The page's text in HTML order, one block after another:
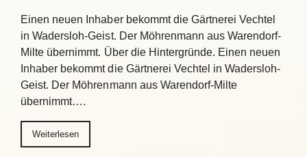
Einen neuen Inhaber bekommt die Gärtnerei Vechtel
in Wadersloh-Geist. Der Möhrenmann aus Warendorf-
Milte übernimmt. Über die Hintergründe. Einen neuen
Inhaber bekommt die Gärtnerei Vechtel in Wadersloh-
Geist. Der Möhrenmann aus Warendorf-Milte
übernimmt….
Weiterlesen